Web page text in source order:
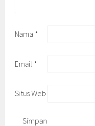
Nama *
Email *
Situs Web
Simpan